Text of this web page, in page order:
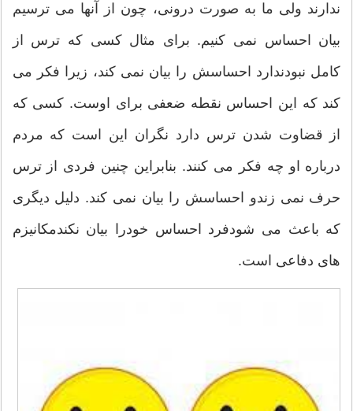
ندارند ولی ما به صورت درونی، چون از آنها می ترسیم
بیان احساس نمی کنیم. برای مثال کسی که ترس از
کامل نبودندارد احساسش را بیان نمی کند، زیرا فکر می
کند که این احساس نقطه ضعفی برای اوست. کسی که
از قضاوت شدن ترس دارد نگران این است که مردم
درباره او چه فکر می کنند. بنابراین چنین فردی از ترس
حرف نمی زندو احساسش را بیان نمی کند. دلیل دیگری
که باعث می شودفرد احساس خودرا بیان نکندمکانیزم
های دفاعی است.